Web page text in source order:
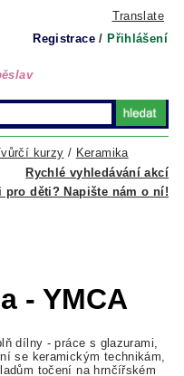
Translate
Registrace / Přihlášení
Rychlé vyhledávání akcí
kurzy / Keramika
pro děti? Napište nám o ní!
- YMCA
dílny - práce s glazurami,
se keramickým technikám,
točení na hrnčířském